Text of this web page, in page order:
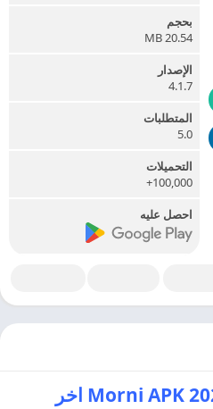
بحجم
20.54 MB
الإصدار
4.1.7
المتطلبات
5.0
التحميلات
100,000+
احصل عليه
تحميل تطبيق مورني 2025 Morni APK اخر